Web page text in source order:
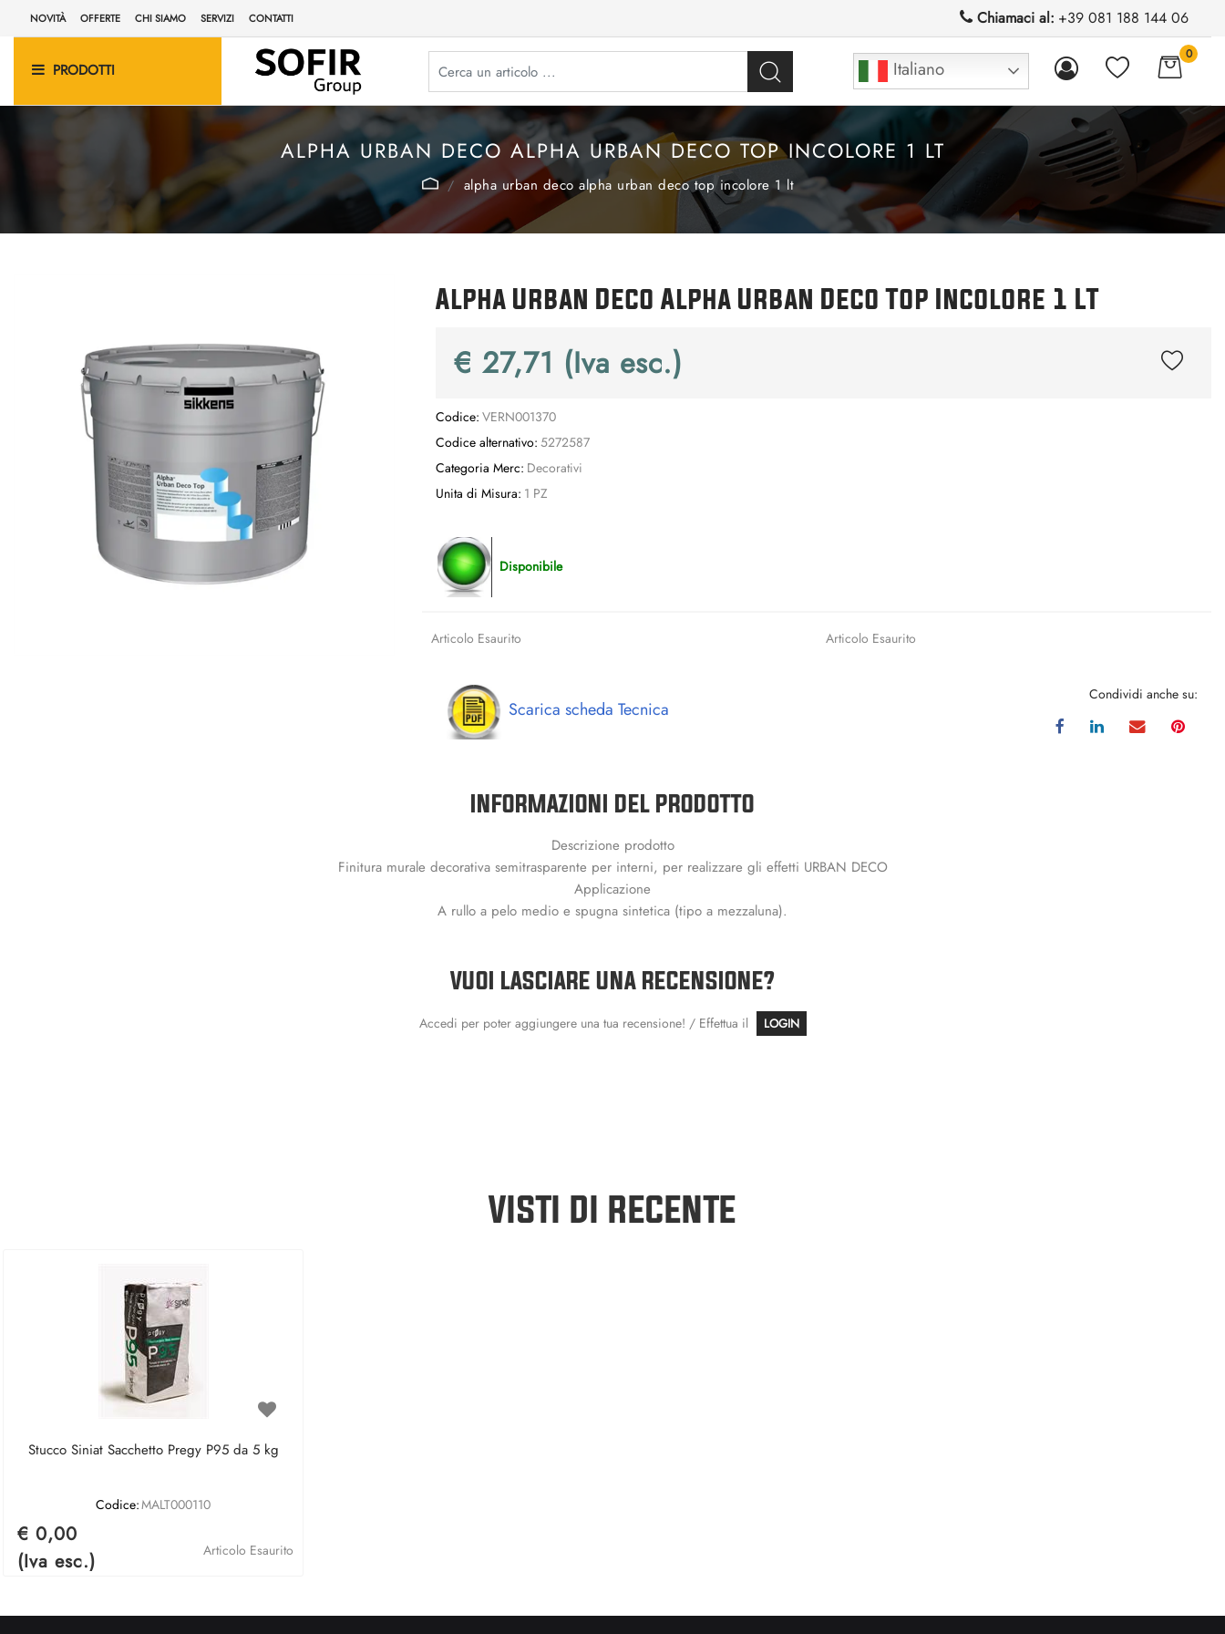
NOVITÀ OFFERTE CHI SIAMO SERVIZI CONTATTI Chiamaci al: +39 081 188 144 06
PRODOTTI Italiano
0
ALPHA URBAN DECO ALPHA URBAN DECO TOP INCOLORE 1 LT
alpha urban deco alpha urban deco top incolore 1 lt
Alpha Urban Deco Alpha Urban Deco Top Incolore 1 LT
€ 27,71 (Iva esc.)
Codice: VERN001370
Codice alternativo: 5272587
Categoria Merc: Decorativi
Unita di Misura: 1 PZ
Disponibile
Articolo Esaurito Articolo Esaurito
Scarica scheda Tecnica
Condividi anche su:
INFORMAZIONI DEL PRODOTTO
Descrizione prodotto
Finitura murale decorativa semitrasparente per interni, per realizzare gli effetti URBAN DECO
Applicazione
A rullo a pelo medio e spugna sintetica (tipo a mezzaluna).
VUOI LASCIARE UNA RECENSIONE?
Accedi per poter aggiungere una tua recensione! / Effettua il LOGIN
VISTI DI RECENTE
Stucco Siniat Sacchetto Pregy P95 da 5 kg
Codice:MALT000110
€ 0,00
(Iva esc.)
Articolo Esaurito